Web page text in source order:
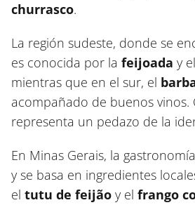
churrasco.
La región sudeste, donde se
es conocida por la feijoada y el
mientras que en el sur, el
acompañado de buenos vinos.
representa un pedazo de la
En Minas Gerais, la
y se basa en ingredientes
el tutu de feijão y el frango